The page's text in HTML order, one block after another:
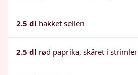
2.5 dl hakket selleri
2.5 dl rød paprika, skåret i strimler